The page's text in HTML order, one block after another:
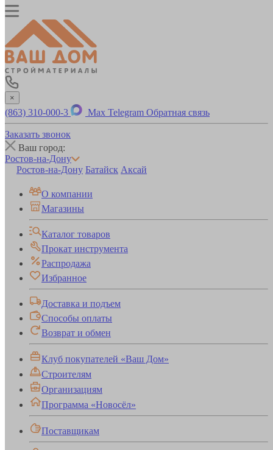
×
(863) 310-000-3 Max Telegram Обратная связь
Заказать звонок
Ваш город:
Ростов-на-Дону
Ростов-на-Дону Батайск Аксай
О компании
Магазины
Каталог товаров
Прокат инструмента
Распродажа
Избранное
Доставка и подъем
Способы оплаты
Возврат и обмен
Клуб покупателей «Ваш Дом»
Строителям
Организациям
Программа «Новосёл»
Поставщикам